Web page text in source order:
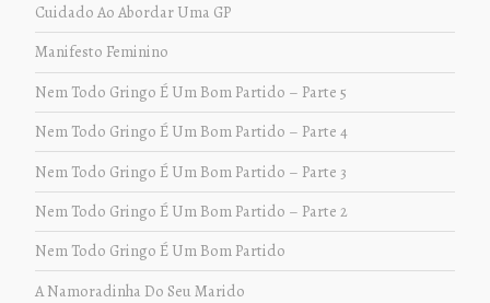
Cuidado Ao Abordar Uma GP
Manifesto Feminino
Nem Todo Gringo É Um Bom Partido – Parte 5
Nem Todo Gringo É Um Bom Partido – Parte 4
Nem Todo Gringo É Um Bom Partido – Parte 3
Nem Todo Gringo É Um Bom Partido – Parte 2
Nem Todo Gringo É Um Bom Partido
A Namoradinha Do Seu Marido